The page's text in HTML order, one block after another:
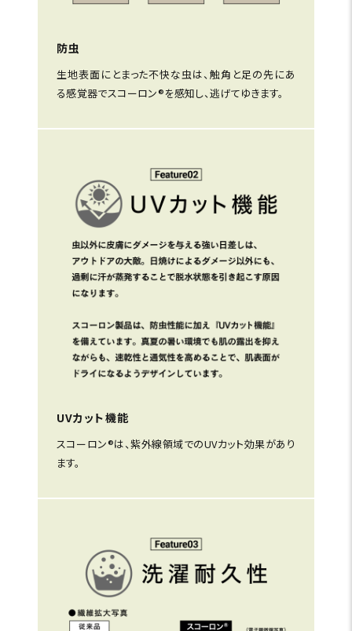
防虫
生地表面にとまった不快な虫は、触角と足の先にあ
る感覚器でスコーロン®を感知し、逃げてゆきます。
UVカット機能
スコーロン®は、紫外線領域でのUVカット効果があり
ます。